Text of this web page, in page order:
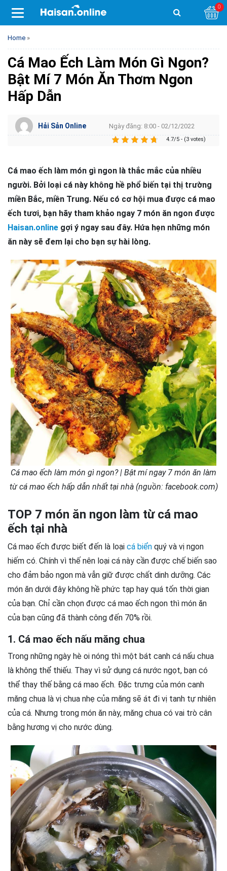
0
Home »
Cá Mao Ếch Làm Món Gì Ngon?
Bật Mí 7 Món Ăn Thơm Ngon
Hấp Dẫn
Hải Sản Online Ngày đăng: 8:00 - 02/12/2022
4.7/5 - (3 votes)
Cá mao ếch làm món gì ngon là thắc mắc của nhiều
người. Bởi loại cá này không hề phổ biến tại thị trường
miền Bắc, miền Trung. Nếu có cơ hội mua được cá mao
ếch tươi, bạn hãy tham khảo ngay 7 món ăn ngon được
Haisan.online gợi ý ngay sau đây. Hứa hẹn những món
ăn này sẽ đem lại cho bạn sự hài lòng.
Cá mao ếch làm món gì ngon? | Bật mí ngay 7 món ăn làm
từ cá mao ếch hấp dẫn nhất tại nhà (nguồn: facebook.com)
TOP 7 món ăn ngon làm từ cá mao
ếch tại nhà
Cá mao ếch được biết đến là loại cá biển quý và vị ngon
hiếm có. Chính vì thế nên loại cá này cần được chế biến sao
cho đảm bảo ngon mà vẫn giữ được chất dinh dưỡng. Các
món ăn dưới đây không hề phức tạp hay quá tốn thời gian
của bạn. Chỉ cần chọn được cá mao ếch ngon thì món ăn
của bạn cũng đã thành công đến 70% rồi.
1. Cá mao ếch nấu măng chua
Trong những ngày hè oi nóng thì một bát canh cá nấu chua
là không thể thiếu. Thay vì sử dụng cá nước ngọt, bạn có
thể thay thế bằng cá mao ếch. Đặc trưng của món canh
măng chua là vị chua nhẹ của măng sẽ át đi vị tanh tự nhiên
của cá. Nhưng trong món ăn này, măng chua có vai trò cân
bằng hương vị cho nước dùng.